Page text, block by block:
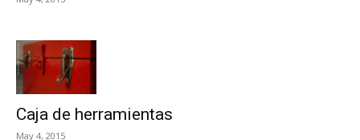
Caja de herramientas
May 4, 2015